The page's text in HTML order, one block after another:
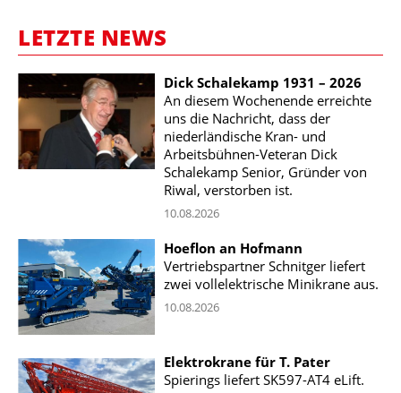
LETZTE NEWS
Dick Schalekamp 1931 – 2026
An diesem Wochenende erreichte
uns die Nachricht, dass der
niederländische Kran- und
Arbeitsbühnen-Veteran Dick
Schalekamp Senior, Gründer von
Riwal, verstorben ist.
10.08.2026
Hoeflon an Hofmann
Vertriebspartner Schnitger liefert
zwei vollelektrische Minikrane aus.
10.08.2026
Elektrokrane für T. Pater
Spierings liefert SK597-AT4 eLift.